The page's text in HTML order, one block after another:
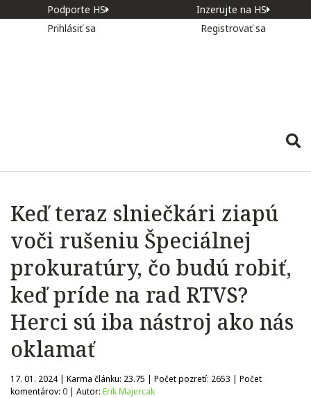
Podporte HS
Inzerujte na HS
Prihlásiť sa
Registrovať sa
Keď teraz slniečkári ziapú
voči rušeniu Špeciálnej
prokuratúry, čo budú robiť,
keď príde na rad RTVS?
Herci sú iba nástroj ako nás
oklamať
17. 01. 2024 | Karma článku: 23.75 | Počet pozretí: 2653 | Počet
komentárov: 0 | Autor: Erik Majercak